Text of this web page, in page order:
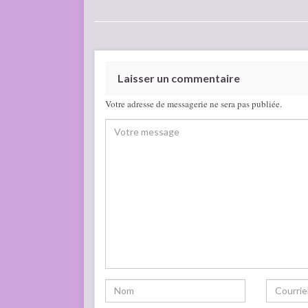
Laisser un commentaire
Votre adresse de messagerie ne sera pas publiée.